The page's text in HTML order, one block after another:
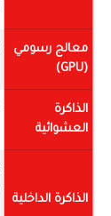
معالج رسومي
(GPU)
الذاكرة
العشوائية
الذاكرة الداخلية